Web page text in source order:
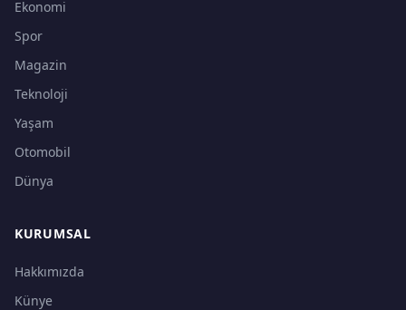
Ekonomi
Spor
Magazin
Teknoloji
Yaşam
Otomobil
Dünya
KURUMSAL
Hakkımızda
Künye